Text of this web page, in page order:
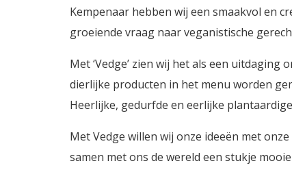
Kempenaar hebben wij een smaakvol en
groeiende vraag naar veganistische
Met ‘Vedge’ zien wij het als een
dierlijke producten in het menu worden
Heerlijke, gedurfde en eerlijke
Met Vedge willen wij onze ideeën met
samen met ons de wereld een stukje